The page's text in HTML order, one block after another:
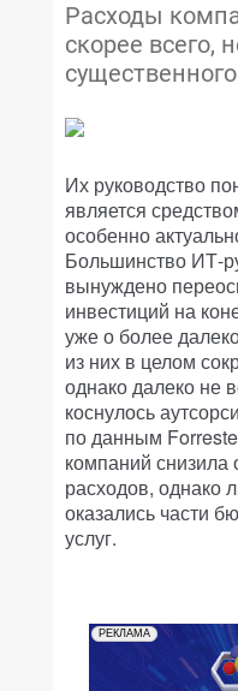
Расходы
скорее всего,
Их руководство
является
особенно
Большинство ИТ-
вынуждено
инвестиций на
уже о более
из них в целом
однако далеко не
коснулось
по данным
компаний
расходов, однако
оказались части
услуг.
РЕКЛАМА